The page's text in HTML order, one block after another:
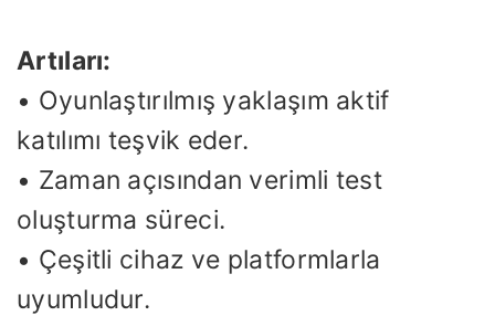
Artıları:
• Oyunlaştırılmış yaklaşım aktif
katılımı teşvik eder.
• Zaman açısından verimli test
oluşturma süreci.
• Çeşitli cihaz ve platformlarla
uyumludur.